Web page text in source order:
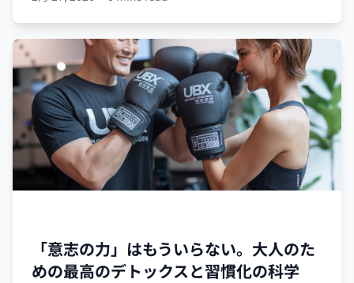
「意志の力」はもういらない。大人のた
めの最高のデトックスと習慣化の科学